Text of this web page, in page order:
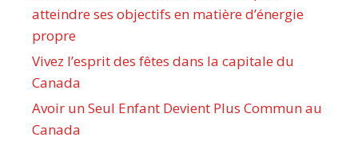
atteindre ses objectifs en matière d’énergie
propre
Vivez l’esprit des fêtes dans la capitale du
Canada
Avoir un Seul Enfant Devient Plus Commun au
Canada